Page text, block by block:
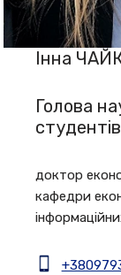
Інна
Голова
доктор
кафедри